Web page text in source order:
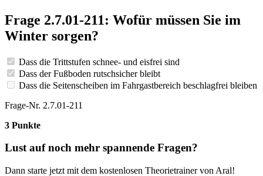
Frage 2.7.01-211: Wofür müssen Sie im
Winter sorgen?
Dass die Trittstufen schnee- und eisfrei sind
Dass der Fußboden rutschsicher bleibt
Dass die Seitenscheiben im Fahrgastbereich beschlagfrei bleiben
Frage-Nr. 2.7.01-211
3 Punkte
Lust auf noch mehr spannende Fragen?
Dann starte jetzt mit dem kostenlosen Theorietrainer von Aral!